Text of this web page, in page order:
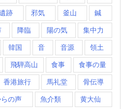
跡 邪気 釜山 鍼
降臨 陽の気 集中力
韓国 音 音源 領土
飛騨高山 食事 食事の量
香港旅行 馬礼堂 骨伝導
の声 魚介類 黄大仙